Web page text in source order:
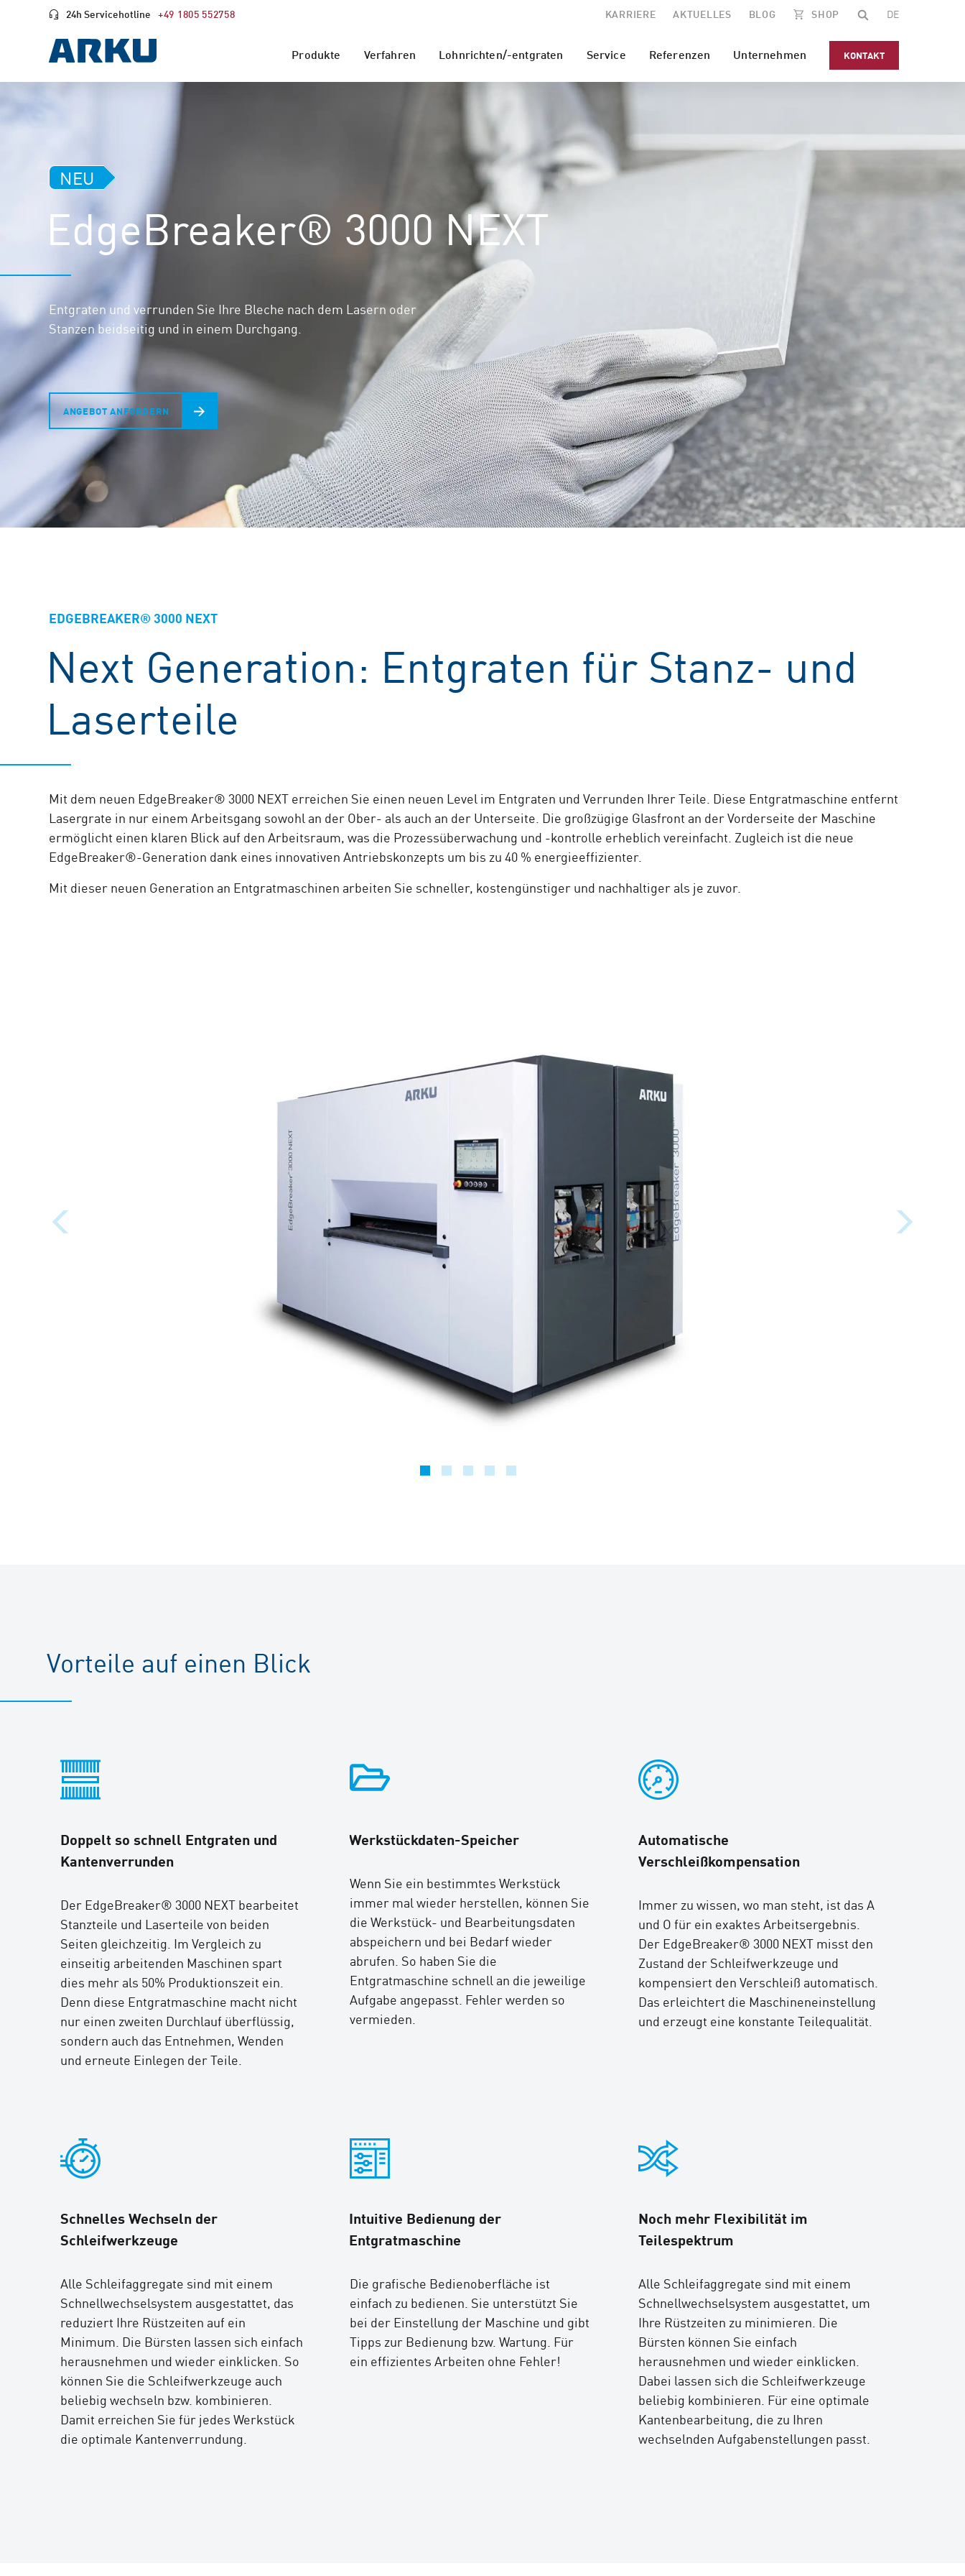
24h Servicehotline +49 1805 552758 KARRIERE AKTUELLES BLOG SHOP DE
Produkte Verfahren Lohnrichten/-entgraten Service Referenzen Unternehmen KONTAKT
NEU
EdgeBreaker® 3000 NEXT
Entgraten und verrunden Sie Ihre Bleche nach dem Lasern oder
Stanzen beidseitig und in einem Durchgang.
ANGEBOT ANFORDERN
EDGEBREAKER® 3000 NEXT
Next Generation: Entgraten für Stanz- und
Laserteile
Mit dem neuen EdgeBreaker® 3000 NEXT erreichen Sie einen neuen Level im Entgraten und Verrunden Ihrer Teile. Diese Entgratmaschine entfernt
Lasergrate in nur einem Arbeitsgang sowohl an der Ober- als auch an der Unterseite. Die großzügige Glasfront an der Vorderseite der Maschine
ermöglicht einen klaren Blick auf den Arbeitsraum, was die Prozessüberwachung und -kontrolle erheblich vereinfacht. Zugleich ist die neue
EdgeBreaker®-Generation dank eines innovativen Antriebskonzepts um bis zu 40 % energieeffizienter.
Mit dieser neuen Generation an Entgratmaschinen arbeiten Sie schneller, kostengünstiger und nachhaltiger als je zuvor.
Vorteile auf einen Blick
Doppelt so schnell Entgraten und
Kantenverrunden
Der EdgeBreaker® 3000 NEXT bearbeitet
Stanzteile und Laserteile von beiden
Seiten gleichzeitig. Im Vergleich zu
einseitig arbeitenden Maschinen spart
dies mehr als 50% Produktionszeit ein.
Denn diese Entgratmaschine macht nicht
nur einen zweiten Durchlauf überflüssig,
sondern auch das Entnehmen, Wenden
und erneute Einlegen der Teile.
Werkstückdaten-Speicher
Wenn Sie ein bestimmtes Werkstück
immer mal wieder herstellen, können Sie
die Werkstück- und Bearbeitungsdaten
abspeichern und bei Bedarf wieder
abrufen. So haben Sie die
Entgratmaschine schnell an die jeweilige
Aufgabe angepasst. Fehler werden so
vermieden.
Automatische
Verschleißkompensation
Immer zu wissen, wo man steht, ist das A
und O für ein exaktes Arbeitsergebnis.
Der EdgeBreaker® 3000 NEXT misst den
Zustand der Schleifwerkzeuge und
kompensiert den Verschleiß automatisch.
Das erleichtert die Maschineneinstellung
und erzeugt eine konstante Teilequalität.
Schnelles Wechseln der
Schleifwerkzeuge
Alle Schleifaggregate sind mit einem
Schnellwechselsystem ausgestattet, das
reduziert Ihre Rüstzeiten auf ein
Minimum. Die Bürsten lassen sich einfach
herausnehmen und wieder einklicken. So
können Sie die Schleifwerkzeuge auch
beliebig wechseln bzw. kombinieren.
Damit erreichen Sie für jedes Werkstück
die optimale Kantenverrundung.
Intuitive Bedienung der
Entgratmaschine
Die grafische Bedienoberfläche ist
einfach zu bedienen. Sie unterstützt Sie
bei der Einstellung der Maschine und gibt
Tipps zur Bedienung bzw. Wartung. Für
ein effizientes Arbeiten ohne Fehler!
Noch mehr Flexibilität im
Teilespektrum
Alle Schleifaggregate sind mit einem
Schnellwechselsystem ausgestattet, um
Ihre Rüstzeiten zu minimieren. Die
Bürsten können Sie einfach
herausnehmen und wieder einklicken.
Dabei lassen sich die Schleifwerkzeuge
beliebig kombinieren. Für eine optimale
Kantenbearbeitung, die zu Ihren
wechselnden Aufgabenstellungen passt.